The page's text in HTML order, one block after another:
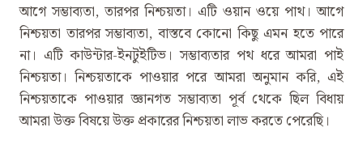
আগে সম্ভাব্যতা, তারপর নিশ্চয়তা। এটি ওয়ান ওয়ে পাথ। আগে
নিশ্চয়তা তারপর সম্ভাব্যতা, বাস্তবে কোনো কিছু এমন হতে পারে
না। এটি কাউন্টার-ইনটুইটিভ। সম্ভাব্যতার পথ ধরে আমরা পাই
নিশ্চয়তা। নিশ্চয়তাকে পাওয়ার পরে আমরা অনুমান করি, এই
নিশ্চয়তাকে পাওয়ার জ্ঞানগত সম্ভাব্যতা পূর্ব থেকে ছিল বিধায়
আমরা উক্ত বিষয়ে উক্ত প্রকারের নিশ্চয়তা লাভ করতে পেরেছি।